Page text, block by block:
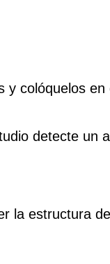
colóquelos
detecte un a
la estructura